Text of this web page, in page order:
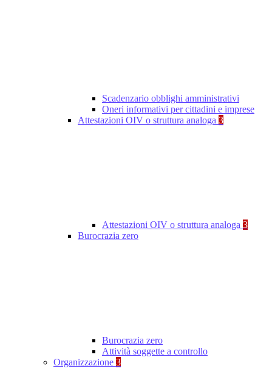
Scadenzario obblighi amministrativi
Oneri informativi per cittadini e imprese
Attestazioni OIV o struttura analoga 3
Attestazioni OIV o struttura analoga 3
Burocrazia zero
Burocrazia zero
Attività soggette a controllo
Organizzazione 3